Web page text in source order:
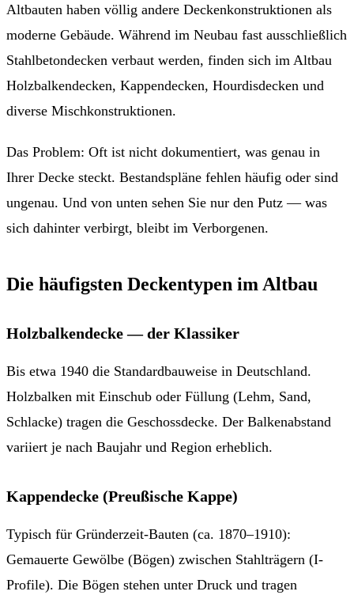
Altbauten haben völlig andere Deckenkonstruktionen als
moderne Gebäude. Während im Neubau fast ausschließlich
Stahlbetondecken verbaut werden, finden sich im Altbau
Holzbalkendecken, Kappendecken, Hourdisdecken und
diverse Mischkonstruktionen.
Das Problem: Oft ist nicht dokumentiert, was genau in
Ihrer Decke steckt. Bestandspläne fehlen häufig oder sind
ungenau. Und von unten sehen Sie nur den Putz — was
sich dahinter verbirgt, bleibt im Verborgenen.
Die häufigsten Deckentypen im Altbau
Holzbalkendecke — der Klassiker
Bis etwa 1940 die Standardbauweise in Deutschland.
Holzbalken mit Einschub oder Füllung (Lehm, Sand,
Schlacke) tragen die Geschossdecke. Der Balkenabstand
variiert je nach Baujahr und Region erheblich.
Kappendecke (Preußische Kappe)
Typisch für Gründerzeit-Bauten (ca. 1870–1910):
Gemauerte Gewölbe (Bögen) zwischen Stahlträgern (I-
Profile). Die Bögen stehen unter Druck und tragen